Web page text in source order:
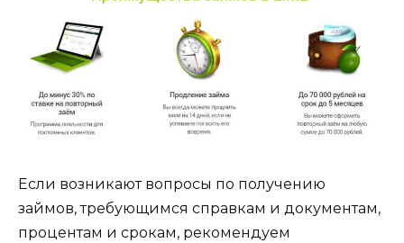
Если возникают вопросы по получению
займов, требующимся справкам и документам,
процентам и срокам, рекомендуем